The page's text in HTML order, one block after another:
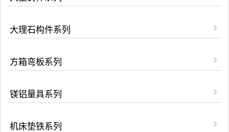
大理石构件系列
方箱弯板系列
镁铝量具系列
机床垫铁系列